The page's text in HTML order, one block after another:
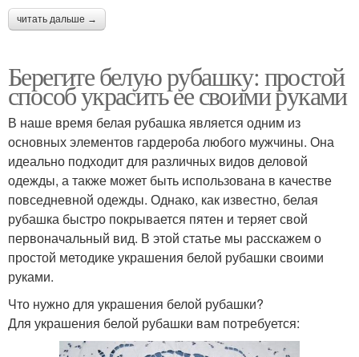
читать дальше →
Берегите белую рубашку: простой
способ украсить ее своими руками
В наше время белая рубашка является одним из
основных элементов гардероба любого мужчины. Она
идеально подходит для различных видов деловой
одежды, а также может быть использована в качестве
повседневной одежды. Однако, как известно, белая
рубашка быстро покрывается пятен и теряет свой
первоначальный вид. В этой статье мы расскажем о
простой методике украшения белой рубашки своими
руками.
Что нужно для украшения белой рубашки?
Для украшения белой рубашки вам потребуется: